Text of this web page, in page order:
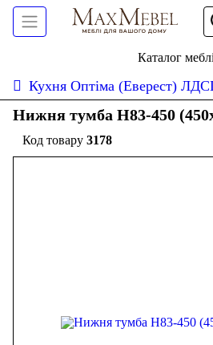
Каталог
Кухня Оптіма (Еверест)
Нижня тумба Н83-450
3178